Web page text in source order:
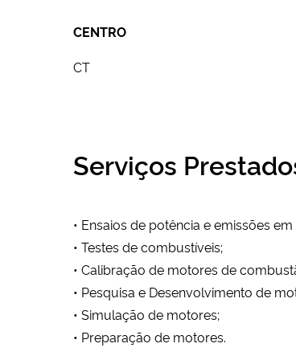
CENTRO
CT
Serviços
• Ensaios de potência e emissões
• Testes de combustíveis;
• Calibração de motores de
• Pesquisa e Desenvolvimento de
• Simulação de motores;
• Preparação de motores.